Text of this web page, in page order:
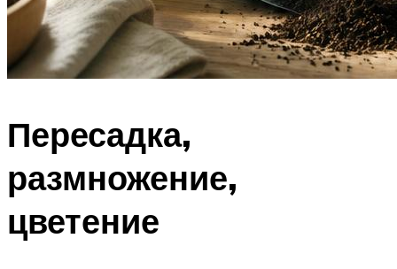
Пересадка,
размножение,
цветение